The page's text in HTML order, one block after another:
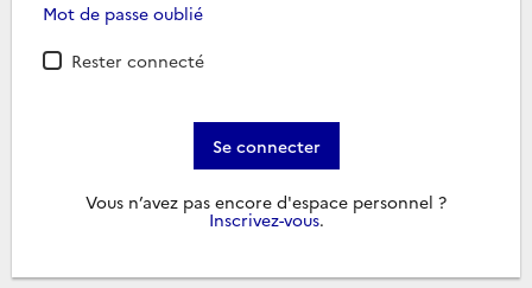
Mot de passe oublié
Rester connecté
Se connecter
Vous n’avez pas encore d'espace personnel ?
Inscrivez-vous.